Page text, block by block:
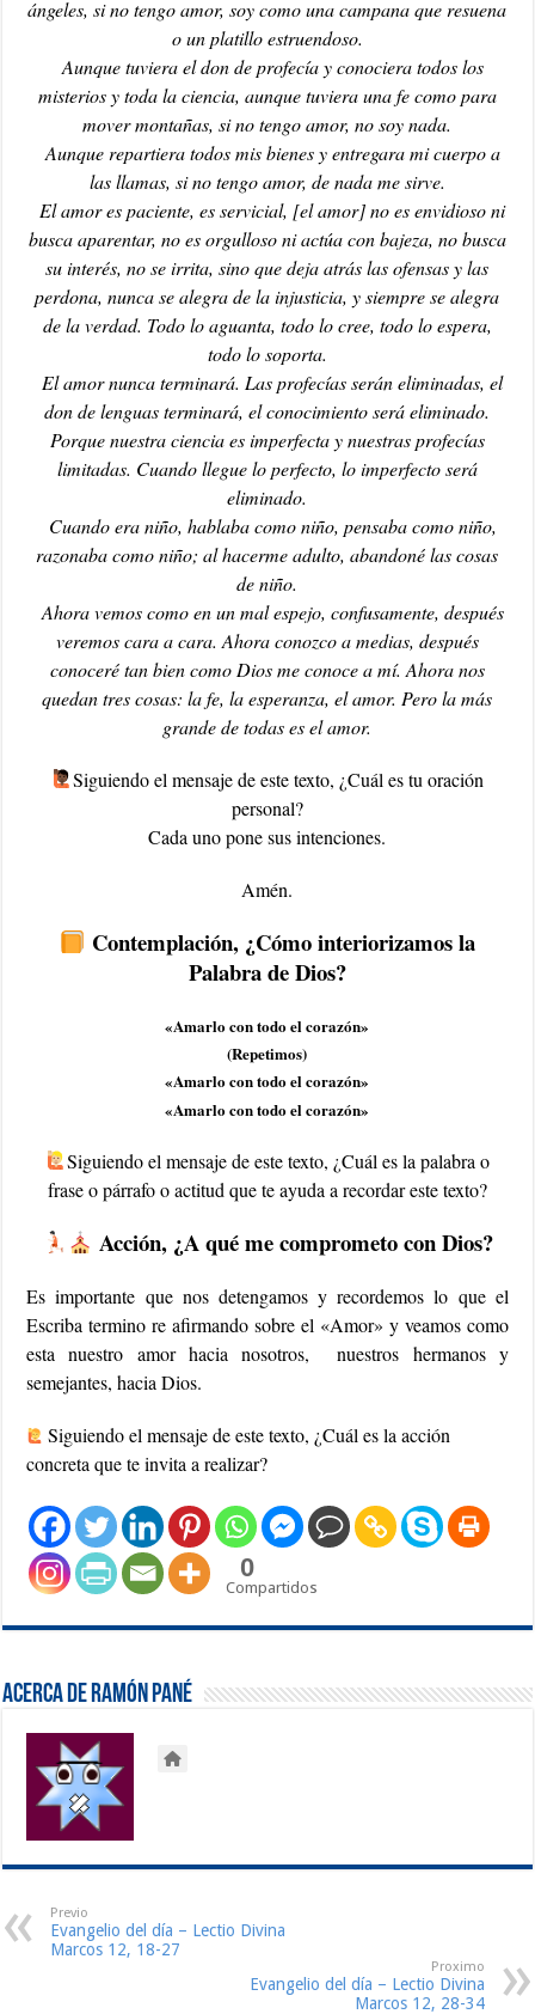
ángeles, si no tengo amor, soy como una campana que resuena
o un platillo estruendoso.
Aunque tuviera el don de profecía y conociera todos los
misterios y toda la ciencia, aunque tuviera una fe como para
mover montañas, si no tengo amor, no soy nada.
Aunque repartiera todos mis bienes y entregara mi cuerpo a
las llamas, si no tengo amor, de nada me sirve.
El amor es paciente, es servicial, [el amor] no es envidioso ni
busca aparentar, no es orgulloso ni actúa con bajeza, no busca
su interés, no se irrita, sino que deja atrás las ofensas y las
perdona, nunca se alegra de la injusticia, y siempre se alegra
de la verdad. Todo lo aguanta, todo lo cree, todo lo espera,
todo lo soporta.
El amor nunca terminará. Las profecías serán eliminadas, el
don de lenguas terminará, el conocimiento será eliminado.
Porque nuestra ciencia es imperfecta y nuestras profecías
limitadas. Cuando llegue lo perfecto, lo imperfecto será
eliminado.
Cuando era niño, hablaba como niño, pensaba como niño,
razonaba como niño; al hacerme adulto, abandoné las cosas
de niño.
Ahora vemos como en un mal espejo, confusamente, después
veremos cara a cara. Ahora conozco a medias, después
conoceré tan bien como Dios me conoce a mí. Ahora nos
quedan tres cosas: la fe, la esperanza, el amor. Pero la más
grande de todas es el amor.
‍Siguiendo el mensaje de este texto, ¿Cuál es tu oración
personal?
Cada uno pone sus intenciones.
Amén.
Contemplación, ¿Cómo interiorizamos la
Palabra de Dios?
«Amarlo con todo el corazón»
(Repetimos)
«Amarlo con todo el corazón»
«Amarlo con todo el corazón»
Siguiendo el mensaje de este texto, ¿Cuál es la palabra o
frase o párrafo o actitud que te ayuda a recordar este texto?
Acción, ¿A qué me comprometo con Dios?
Es importante que nos detengamos y recordemos lo que el
Escriba termino re afirmando sobre el «Amor» y veamos como
esta nuestro amor hacia nosotros, nuestros hermanos y
semejantes, hacia Dios.
Siguiendo el mensaje de este texto, ¿Cuál es la acción
concreta que te invita a realizar?
0
Compartidos
Acerca de Ramón Pané
Previo
Evangelio del día – Lectio Divina
Marcos 12, 18-27
Proximo
Evangelio del día – Lectio Divina
Marcos 12, 28-34